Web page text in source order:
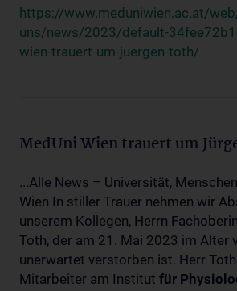
https://www.meduniwien.ac.at/
uns/news/2023/default-
wien-trauert-um-juergen-toth/
MedUni Wien trauert um
...Alle News – Universität,
Wien In stiller Trauer nehmen wir
unserem Kollegen, Herrn
Toth, der am 21. Mai 2023 im Alter
unerwartet verstorben ist. Herr
Mitarbeiter am Institut für